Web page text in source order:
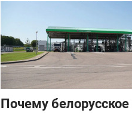
Почему белорусское